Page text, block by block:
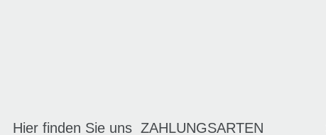
Hier finden Sie uns ZAHLUNGSARTEN